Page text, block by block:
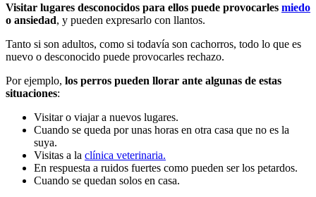
Visitar lugares desconocidos para ellos puede provocarles miedo
o ansiedad, y pueden expresarlo con llantos.
Tanto si son adultos, como si todavía son cachorros, todo lo que es
nuevo o desconocido puede provocarles rechazo.
Por ejemplo, los perros pueden llorar ante algunas de estas
situaciones:
Visitar o viajar a nuevos lugares.
Cuando se queda por unas horas en otra casa que no es la
suya.
Visitas a la clínica veterinaria.
En respuesta a ruidos fuertes como pueden ser los petardos.
Cuando se quedan solos en casa.